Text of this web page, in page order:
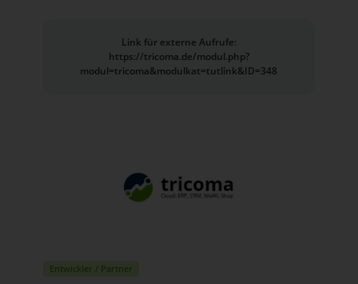
Link für externe Aufrufe:
https://tricoma.de/modul.php?
modul=tricoma&modulkat=tutlink&ID=348
Entwickler / Partner